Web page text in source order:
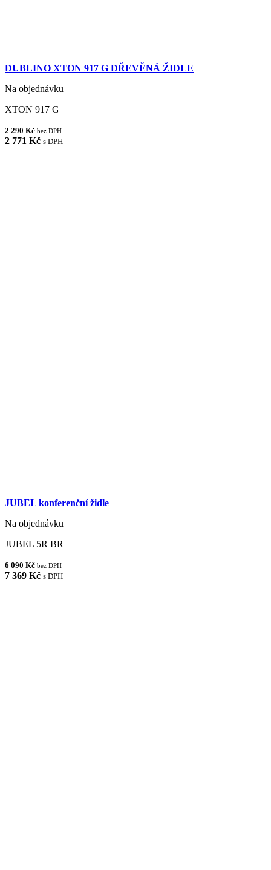
DUBLINO XTON 917 G DŘEVĚNÁ ŽIDLE
Na objednávku
XTON 917 G
2 290 Kč bez DPH
2 771 Kč s DPH
JUBEL konferenční židle
Na objednávku
JUBEL 5R BR
6 090 Kč bez DPH
7 369 Kč s DPH